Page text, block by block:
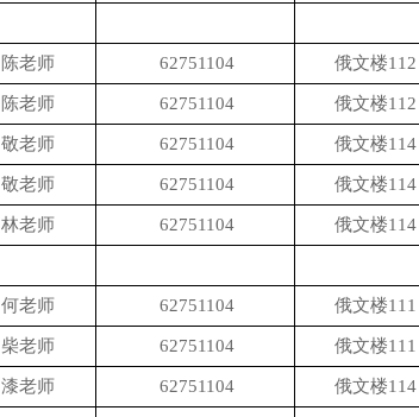
陈老师 62751104 俄文楼112
陈老师 62751104 俄文楼112
敬老师 62751104 俄文楼114
敬老师 62751104 俄文楼114
林老师 62751104 俄文楼114
何老师 62751104 俄文楼111
柴老师 62751104 俄文楼111
漆老师 62751104 俄文楼114